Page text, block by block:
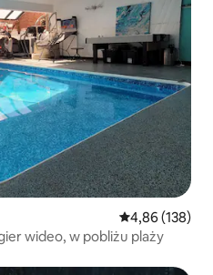
Średnia
4,86 (138)
wideo, w pobliżu plaży